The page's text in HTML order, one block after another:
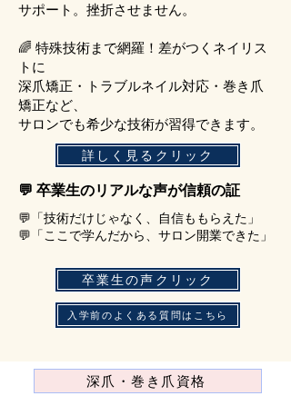
サポート。挫折させません。
🌈 特殊技術まで網羅！差がつくネイリス
トに
深爪矯正・トラブルネイル対応・巻き爪
矯正など、
サロンでも希少な技術が習得できます。
詳しく見るクリック
💬 卒業生のリアルな声が信頼の証
💬「技術だけじゃなく、自信ももらえた」
💬「ここで学んだから、サロン開業できた」
卒業生の声クリック
入学前のよくある質問はこちら
深爪・巻き爪資格